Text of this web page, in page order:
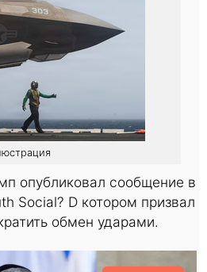
опубликовал сообщение в
Social? D котором призвал
обмен ударами.